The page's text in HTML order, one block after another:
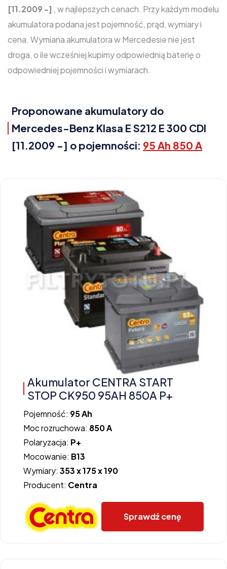
[11.2009 -] , w najlepszych cenach. Przy każdym modelu
akumulatora podana jest pojemność, prąd, wymiary i
cena. Wymiana akumulatora w Mercedesie nie jest
droga, o ile wcześniej kupimy odpowiednią baterię o
odpowiedniej pojemności i wymiarach.
Proponowane akumulatory do
Mercedes-Benz Klasa E S212 E 300 CDI
[11.2009 -] o pojemności: 95 Ah 850 A
Akumulator CENTRA START
STOP CK950 95AH 850A P+
Pojemność: 95 Ah
Moc rozruchowa: 850 A
Polaryzacja: P+
Mocowanie: B13
Wymiary: 353 x 175 x 190
Producent: Centra
Sprawdź cenę